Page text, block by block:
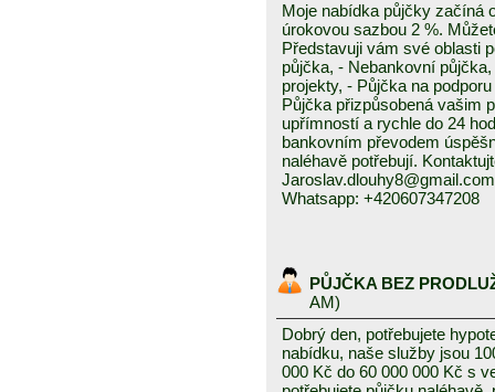
Moje nabídka půjčky začíná
úrokovou sazbou 2 %.
Představuji vám své oblasti
půjčka, - Nebankovní
projekty, - Půjčka na
Půjčka přizpůsobená vašim
upřímností a rychle do 24
bankovním převodem
naléhavě potřebují.
Jaroslav.dlouhy8@gmail.com
Whatsapp: +420607347208
PŮJČKA BEZ
AM)
Dobrý den, potřebujete
nabídku, naše služby jsou
000 Kč do 60 000 000 Kč s